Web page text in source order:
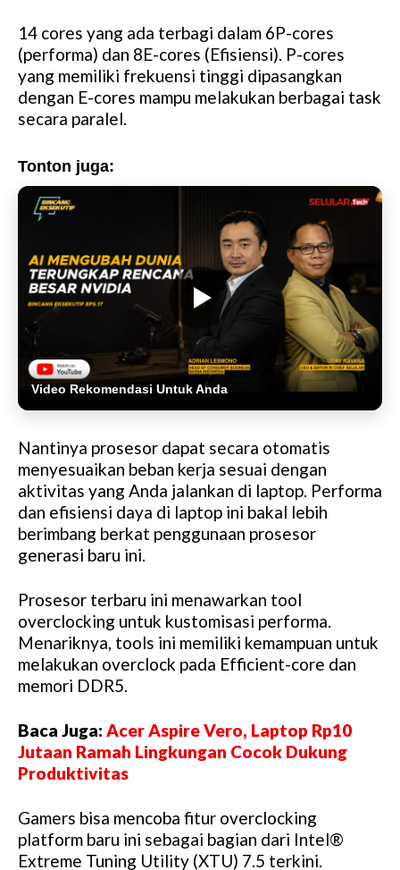
14 cores yang ada terbagi dalam 6P-cores
(performa) dan 8E-cores (Efisiensi). P-cores
yang memiliki frekuensi tinggi dipasangkan
dengan E-cores mampu melakukan berbagai task
secara paralel.
Tonton juga:
Video Rekomendasi Untuk Anda
Nantinya prosesor dapat secara otomatis
menyesuaikan beban kerja sesuai dengan
aktivitas yang Anda jalankan di laptop. Performa
dan efisiensi daya di laptop ini bakal lebih
berimbang berkat penggunaan prosesor
generasi baru ini.
Prosesor terbaru ini menawarkan tool
overclocking untuk kustomisasi performa.
Menariknya, tools ini memiliki kemampuan untuk
melakukan overclock pada Efficient-core dan
memori DDR5.
Baca Juga: Acer Aspire Vero, Laptop Rp10
Jutaan Ramah Lingkungan Cocok Dukung
Produktivitas
Gamers bisa mencoba fitur overclocking
platform baru ini sebagai bagian dari Intel®
Extreme Tuning Utility (XTU) 7.5 terkini.